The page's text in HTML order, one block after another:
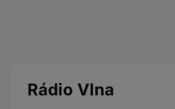
Rádio Vlna